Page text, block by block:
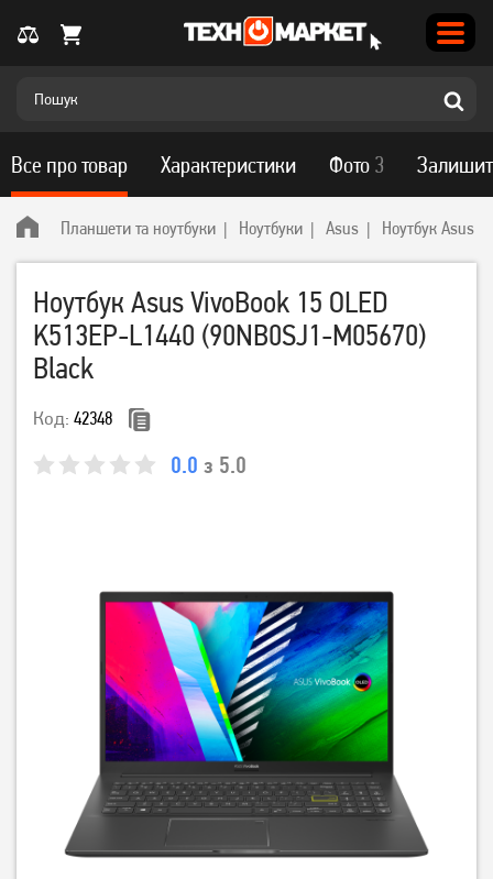
Планшети та ноутбуки Ноутбуки Asus Ноутбук Asus
Ноутбук Asus VivoBook 15 OLED
K513EP-L1440 (90NB0SJ1-M05670)
Black
Код: 42348
0.0 з 5.0
Все про товар Характеристики Фото 3